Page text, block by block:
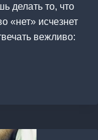
делать то, что
«нет» исчезнет
вежливо: